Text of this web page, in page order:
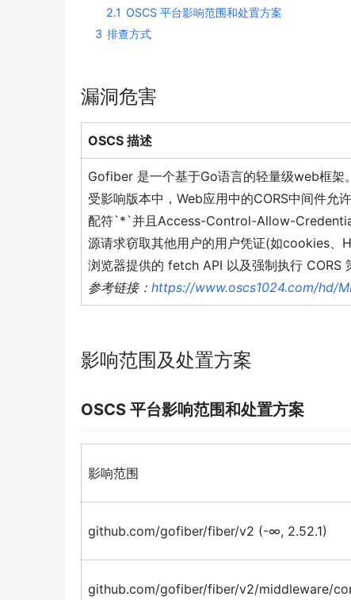
2.1 OSCS 平台影响范围和处置方案
3 排查方式
漏洞危害
OSCS 描述
Gofiber 是一个基于Go语言的轻量级web框架。
受影响版本中，Web应用中的CORS中间件
配符`*`并且Access-Control-Allow-
源请求窃取其他用户的用户凭证(如cookies、
浏览器提供的 fetch API 以及强制执行 CORS
参考链接： https://www.oscs1024.com/hd/
影响范围及处置方案
OSCS 平台影响范围和处置方案
影响范围
github.com/gofiber/fiber/v2 (-∞, 2.52.1)
github.com/gofiber/fiber/v2/middleware/